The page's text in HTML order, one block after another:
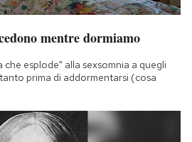
mentre dormiamo
esplode" alla sexsomnia a quegli
prima di addormentarsi (cosa